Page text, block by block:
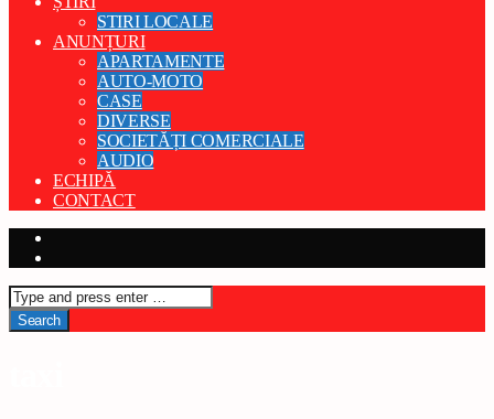
STIRI LOCALE
ANUNȚURI
APARTAMENTE
AUTO-MOTO
CASE
DIVERSE
SOCIETĂȚI COMERCIALE
AUDIO
ECHIPĂ
CONTACT